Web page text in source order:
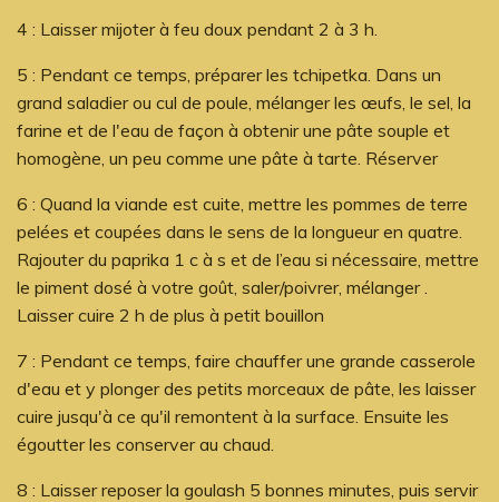
4 : Laisser mijoter à feu doux pendant 2 à 3 h.
5 : Pendant ce temps, préparer les tchipetka. Dans un
grand saladier ou cul de poule, mélanger les œufs, le sel, la
farine et de l'eau de façon à obtenir une pâte souple et
homogène, un peu comme une pâte à tarte. Réserver
6 : Quand la viande est cuite, mettre les pommes de terre
pelées et coupées dans le sens de la longueur en quatre.
Rajouter du paprika 1 c à s et de l’eau si nécessaire, mettre
le piment dosé à votre goût, saler/poivrer, mélanger .
Laisser cuire 2 h de plus à petit bouillon
7 : Pendant ce temps, faire chauffer une grande casserole
d'eau et y plonger des petits morceaux de pâte, les laisser
cuire jusqu'à ce qu'il remontent à la surface. Ensuite les
égoutter les conserver au chaud.
8 : Laisser reposer la goulash 5 bonnes minutes, puis servir